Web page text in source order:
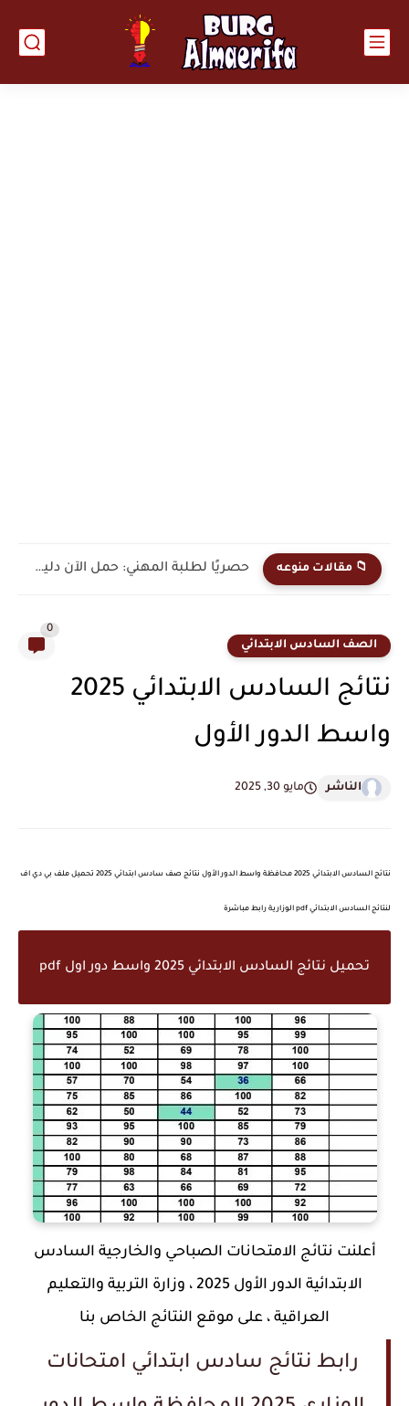
📁 مقالات منوعه حصريًا لطلبة المهني: حمل الآن دليل القبول الرسمي في...
الصف السادس الابتدائي
0
نتائج السادس الابتدائي 2025
واسط الدور الأول
الناشر مايو 30, 2025
نتائج السادس الابتدائي 2025 محافظة واسط الدور الأول نتائج صف سادس ابتدائي 2025 تحميل ملف بي دي اف
لنتائج السادس الابتدائي pdf الوزارية رابط مباشرة
تحميل نتائج السادس الابتدائي 2025 واسط دور اول pdf
أعلنت نتائج الامتحانات الصباحي والخارجية السادس
الابتدائية الدور الأول 2025 ، وزارة التربية والتعليم
العراقية ، على موقع النتائج الخاص بنا
رابط نتائج سادس ابتدائي امتحانات